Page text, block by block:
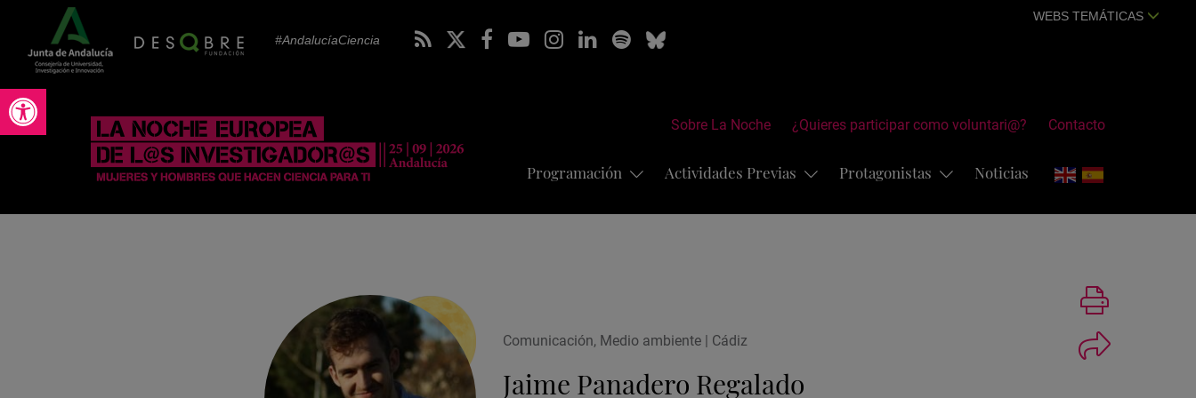
Abrir barra de herramientas
#AndalucíaCiencia
WEBS TEMÁTICAS
Sobre La Noche ¿Quieres participar como voluntari@? Contacto
Programación Actividades Previas Protagonistas Noticias
Comunicación, Medio ambiente | Cádiz
Jaime Panadero Regalado